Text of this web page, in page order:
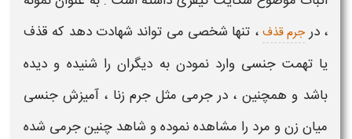
، درجرم قذف، تنها شخصی می تواند شهادتدهد که قذف
یا تهمت جنسی وارد نمودن به دیگران را شنیده و دیده
باشد و همچنین ، در جرمی مثل جرم زنا ، آمیزش جنسی
میان زن و مرد را مشاهدهنموده و شاهد چنین جرمی شده